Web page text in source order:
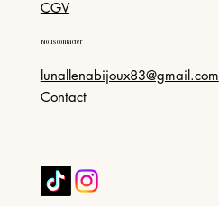
CGV
Nous contacter
lunallenabijoux83@gmail.com
Contact